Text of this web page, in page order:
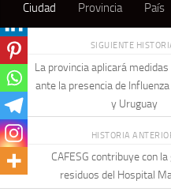
Ciudad Provincia País
SIGUIENTE
La provincia aplicará
ante la presencia de
y Uruguay
HISTORIA
CAFESG contribuye con
residuos del Hospital